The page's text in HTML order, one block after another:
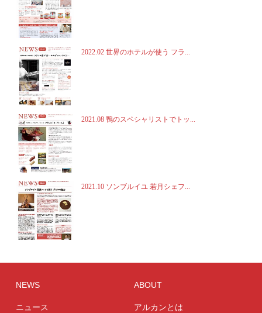
2022.02 世界のホテルが使う フラ...
2021.08 鴨のスペシャリストでトッ...
2021.10 ソンブルイユ 若月シェフ...
NEWS
ニュース
ABOUT
アルカンとは